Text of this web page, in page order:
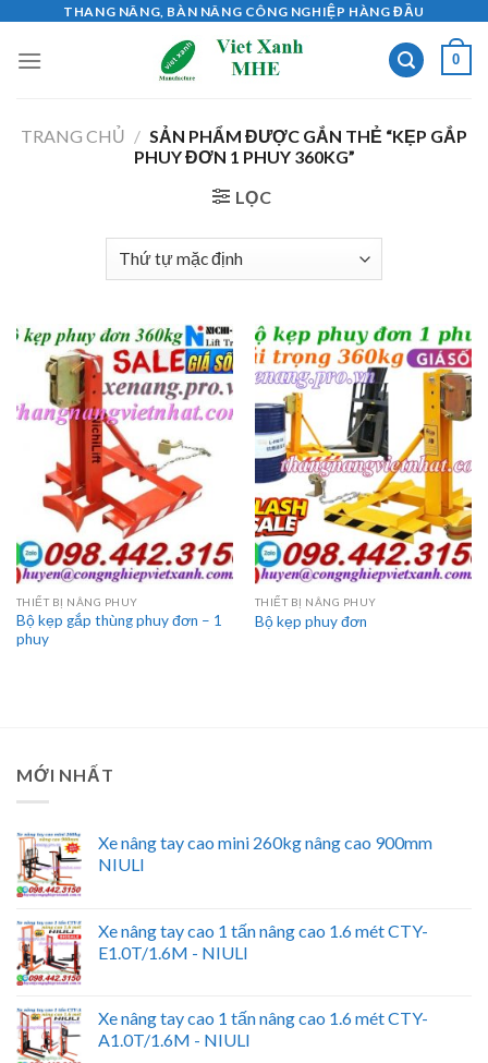
content
THANG NÂNG, BÀN NÂNG CÔNG NGHIỆP HÀNG ĐẦU
0
TRANG CHỦ / SẢN PHẨM ĐƯỢC GẮN THẺ “KẸP GẮP
PHUY ĐƠN 1 PHUY 360KG”
LỌC
THIẾT BỊ NÂNG PHUY
Bộ kẹp gắp thùng phuy đơn – 1
phuy
THIẾT BỊ NÂNG PHUY
Bộ kẹp phuy đơn
MỚI NHẤT
Xe nâng tay cao mini 260kg nâng cao 900mm
NIULI
Xe nâng tay cao 1 tấn nâng cao 1.6 mét CTY-
E1.0T/1.6M - NIULI
Xe nâng tay cao 1 tấn nâng cao 1.6 mét CTY-
A1.0T/1.6M - NIULI